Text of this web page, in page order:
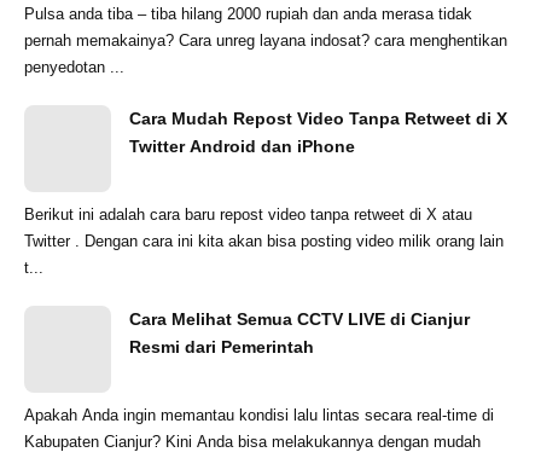
Pulsa anda tiba – tiba hilang 2000 rupiah dan anda merasa tidak
pernah memakainya? Cara unreg layana indosat? cara menghentikan
penyedotan ...
Cara Mudah Repost Video Tanpa Retweet di X
Twitter Android dan iPhone
Berikut ini adalah cara baru repost video tanpa retweet di X atau
Twitter . Dengan cara ini kita akan bisa posting video milik orang lain
t...
Cara Melihat Semua CCTV LIVE di Cianjur
Resmi dari Pemerintah
Apakah Anda ingin memantau kondisi lalu lintas secara real-time di
Kabupaten Cianjur? Kini Anda bisa melakukannya dengan mudah